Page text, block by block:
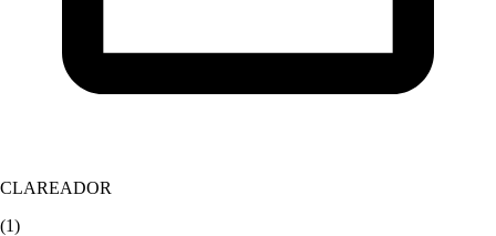
CLAREADOR
(1)